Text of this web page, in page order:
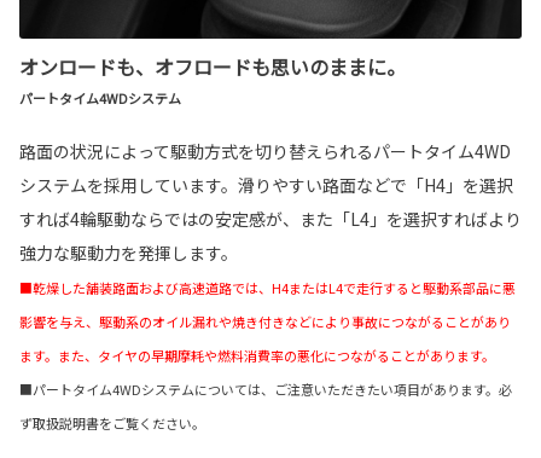
オンロードも、オフロードも思いのままに。
パートタイム4WDシステム
路面の状況によって駆動方式を切り替えられるパートタイム4WD
システムを採用しています。滑りやすい路面などで「H4」を選択
すれば4輪駆動ならではの安定感が、また「L4」を選択すればより
強力な駆動力を発揮します。
■乾燥した舗装路面および高速道路では、H4またはL4で走行すると駆動系部品に悪
影響を与え、駆動系のオイル漏れや焼き付きなどにより事故につながることがあり
ます。また、タイヤの早期摩耗や燃料消費率の悪化につながることがあります。
■パートタイム4WDシステムについては、ご注意いただきたい項目があります。必
ず取扱説明書をご覧ください。